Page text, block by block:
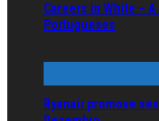
Careers in White –
Portugueses
Ryanair promove